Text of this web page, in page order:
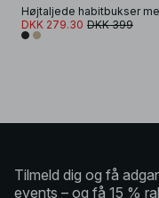
DKK 279.30 DKK 399
Tilmeld dig og få
events – og få 15 %